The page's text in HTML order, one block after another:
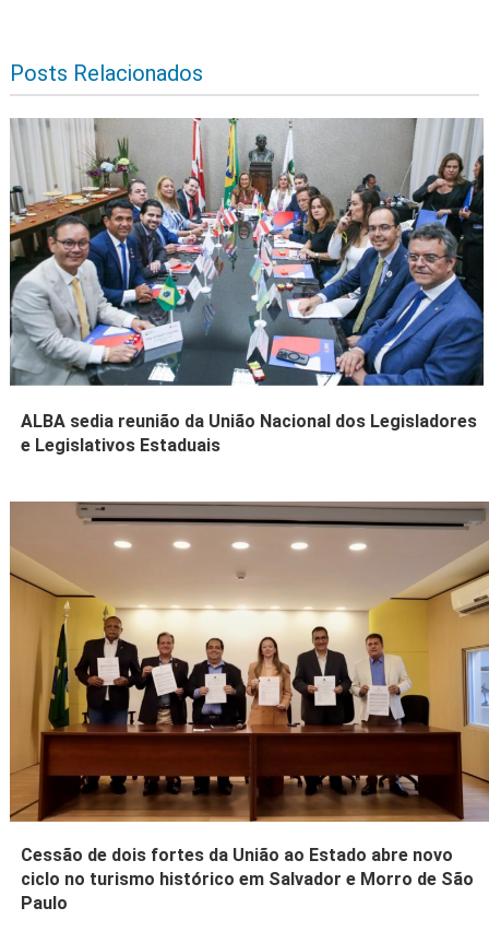
Posts Relacionados
ALBA sedia reunião da União Nacional dos Legisladores
e Legislativos Estaduais
Cessão de dois fortes da União ao Estado abre novo
ciclo no turismo histórico em Salvador e Morro de São
Paulo